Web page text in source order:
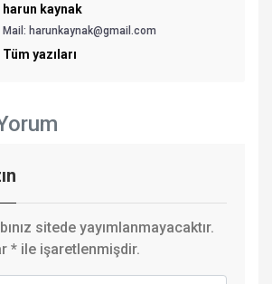
harun kaynak
Mail: harunkaynak@gmail.com
Tüm yazıları
sitede yayımlanmayacaktır.
* ile işaretlenmişdir.